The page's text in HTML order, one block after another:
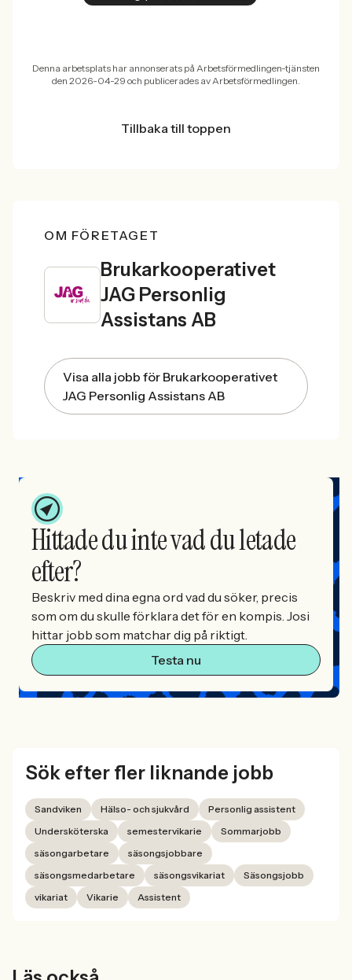
Denna arbetsplats har annonserats på Arbetsförmedlingen-tjänsten
den 2026-04-29 och publicerades av Arbetsförmedlingen.
Tillbaka till toppen
OM FÖRETAGET
Brukarkooperativet
JAG Personlig
Assistans AB
Visa alla jobb för Brukarkooperativet
JAG Personlig Assistans AB
Hittade du inte vad du letade
efter?
Beskriv med dina egna ord vad du söker, precis
som om du skulle förklara det för en kompis. Josi
hittar jobb som matchar dig på riktigt.
Testa nu
Sök efter fler liknande jobb
Sandviken Hälso- och sjukvård
Personlig assistent
Undersköterska
semestervikarie
Sommarjobb
säsongarbetare
säsongsjobbare
säsongsmedarbetare
säsongsvikariat
Säsongsjobb
vikariat
Vikarie Assistent